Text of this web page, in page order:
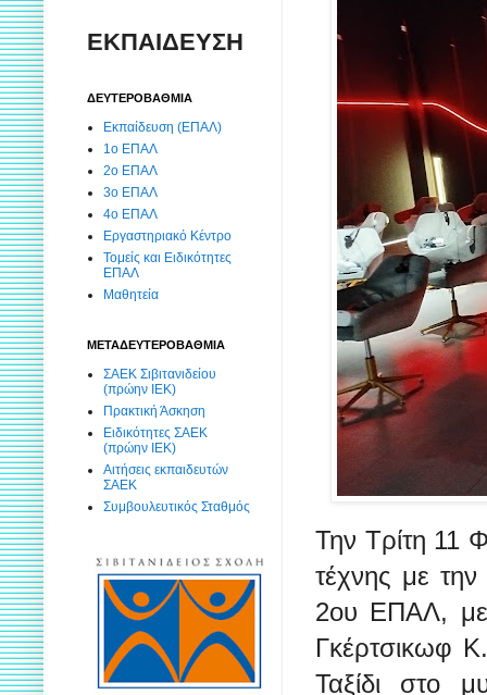
Την Τρίτη 11
τέχνης με την
2ου ΕΠΑΛ, με
Γκέρτσικωφ
Ταξίδι στο
ΕΚΠΑΙΔΕΥΣΗ
ΔΕΥΤΕΡΟΒΑΘΜΙΑ
Εκπαίδευση (ΕΠΑΛ)
1ο ΕΠΑΛ
2ο ΕΠΑΛ
3ο ΕΠΑΛ
4ο ΕΠΑΛ
Εργαστηριακό Κέντρο
Τομείς και Ειδικότητες
ΕΠΑΛ
Μαθητεία
ΜΕΤΑΔΕΥΤΕΡΟΒΑΘΜΙΑ
ΣΑΕΚ Σιβιτανιδείου
(πρώην ΙΕΚ)
Πρακτική Άσκηση
Ειδικότητες ΣΑΕΚ
(πρώην ΙΕΚ)
Αιτήσεις εκπαιδευτών
ΣΑΕΚ
Συμβουλευτικός Σταθμός